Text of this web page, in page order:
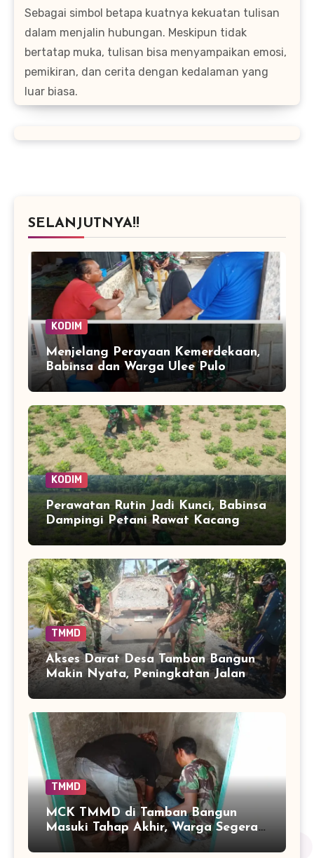
Sebagai simbol betapa kuatnya kekuatan tulisan
dalam menjalin hubungan. Meskipun tidak
bertatap muka, tulisan bisa menyampaikan emosi,
pemikiran, dan cerita dengan kedalaman yang
luar biasa.
SELANJUTNYA!!
KODIM
Menjelang Perayaan Kemerdekaan,
Babinsa dan Warga Ulee Pulo
Perkuat Semangat Kebersamaan
KODIM
Perawatan Rutin Jadi Kunci, Babinsa
Dampingi Petani Rawat Kacang
Tanah hingga Panen
TMMD
Akses Darat Desa Tamban Bangun
Makin Nyata, Peningkatan Jalan
TMMD Sentuh 90 Persen
TMMD
MCK TMMD di Tamban Bangun
Masuki Tahap Akhir, Warga Segera
Nikmati Fasilitas Sanitasi yang